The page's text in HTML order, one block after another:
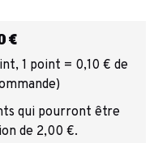
€
1 point = 0,10 € de
qui pourront être
de 2,00 €.